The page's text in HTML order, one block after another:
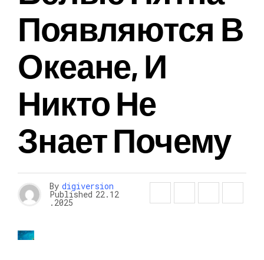
Появляются В
Океане, И
Никто Не
Знает Почему
By digiversion
Published 22.12
.2025